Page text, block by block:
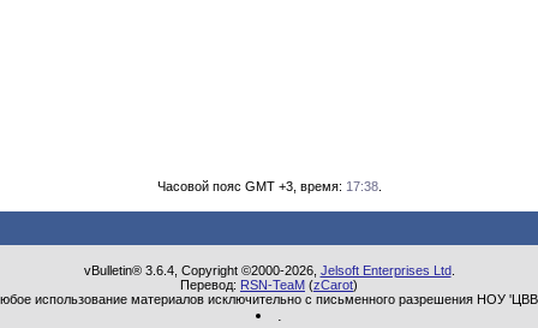
Часовой пояс GMT +3, время: 17:38.
vBulletin® 3.6.4, Copyright ©2000-2026, Jelsoft Enterprises Ltd.
Перевод: RSN-TeaM (zCarot)
использование материалов исключительно с письменного разрешения НОУ
.